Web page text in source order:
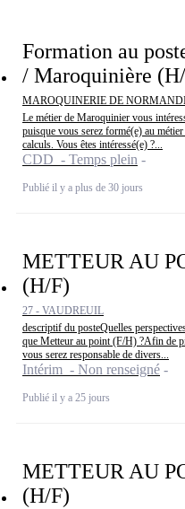
Formation au
/ Maroquinière
MAROQUINERIE DE
Le métier de Maroquinier vous
puisque vous serez formé(e) au
calculs. Vous êtes intéressé(e) ?...
CDD - Temps plein
Publié il y a plus de 30 jours
METTEUR AU
(H/F)
27 - VAUDREUIL
descriptif du posteQuelles
que Metteur au point (F/H) ?Afin de
vous serez responsable de divers...
Intérim - Non renseigné
Publié il y a 25 jours
METTEUR AU
(H/F)